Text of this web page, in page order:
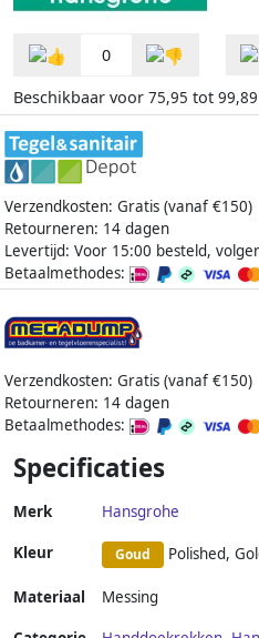
0
Beschikbaar voor 75,95 tot 99,89
Verzendkosten: Gratis (vanaf €150)
Retourneren: 14 dagen
Levertijd: Voor 15:00 besteld,
Betaalmethodes:
Verzendkosten: Gratis (vanaf €150)
Retourneren: 14 dagen
Betaalmethodes:
Specificaties
Merk Hansgrohe
Kleur Goud Polished,
Materiaal Messing